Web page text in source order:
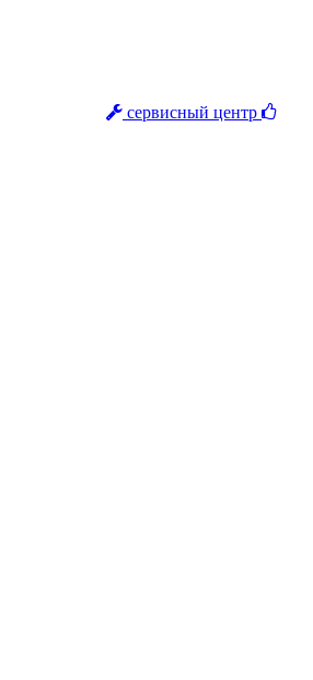
сервисный центр